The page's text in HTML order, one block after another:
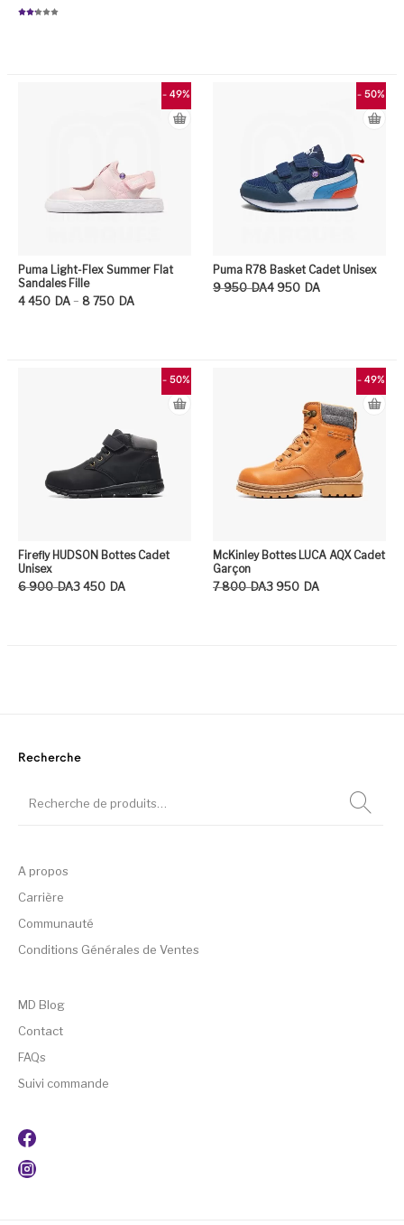
- 49%
Puma Light-Flex Summer Flat
Sandales Fille
4 450 DA – 8 750 DA
Plage de prix : 4 450DA à 8 750DA
- 50%
Puma R78 Basket Cadet Unisex
9 950 DA
Le prix initial était : 9 950DA.
4 950 DA
Le prix actuel est : 4 950DA.
- 50%
Firefly HUDSON Bottes Cadet
Unisex
6 900 DA
Le prix initial était : 6 900DA.
3 450 DA
Le prix actuel est : 3 450DA.
- 49%
McKinley Bottes LUCA AQX Cadet
Garçon
7 800 DA
Le prix initial était : 7 800DA.
3 950 DA
Le prix actuel est : 3 950DA.
Recherche
A propos
Carrière
Communauté
Conditions Générales de Ventes
MD Blog
Contact
FAQs
Suivi commande